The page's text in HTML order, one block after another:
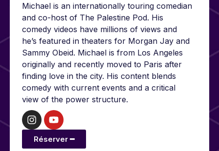
Michael is an internationally touring comedian
and co-host of The Palestine Pod. His
comedy videos have millions of views and
he’s featured in theaters for Morgan Jay and
Sammy Obeid. Michael is from Los Angeles
originally and recently moved to Paris after
finding love in the city. His content blends
comedy with current events and a critical
view of the power structure.
Réserver ━